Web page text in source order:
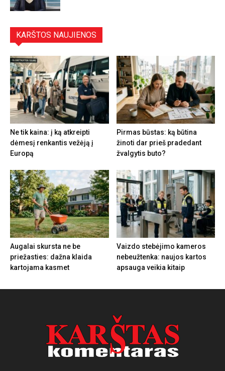
KARŠTOS NAUJIENOS
Ne tik kaina: į ką atkreipti
dėmesį renkantis vežėją į
Europą
Pirmas būstas: ką būtina
žinoti dar prieš pradedant
žvalgytis buto?
Augalai skursta ne be
priežasties: dažna klaida
kartojama kasmet
Vaizdo stebėjimo kameros
nebeužtenka: naujos kartos
apsauga veikia kitaip